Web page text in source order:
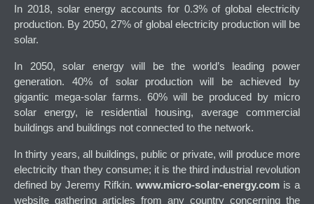
In 2018, solar energy accounts for 0.3% of global electricity
production. By 2050, 27% of global electricity production will be
solar.
In 2050, solar energy will be the world’s leading power
generation. 40% of solar production will be achieved by
gigantic mega-solar farms. 60% will be produced by micro
solar energy, ie residential housing, average commercial
buildings and buildings not connected to the network.
In thirty years, all buildings, public or private, will produce more
electricity than they consume; it is the third industrial revolution
defined by Jeremy Rifkin. www.micro-solar-energy.comis a
website gathering articles from any country concerning the